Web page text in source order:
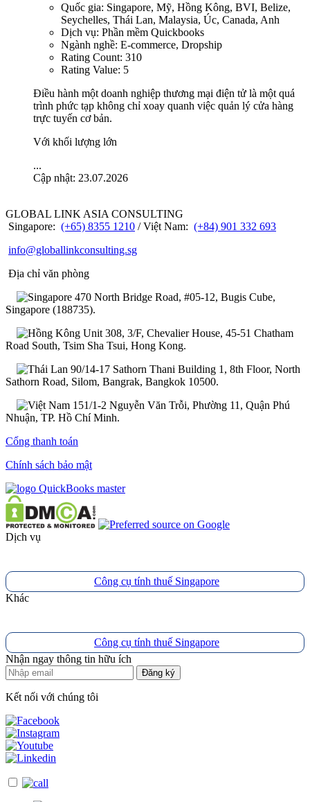
Quốc gia: Singapore, Mỹ, Hồng Kông, BVI, Belize,
Seychelles, Thái Lan, Malaysia, Úc, Canada, Anh
Dịch vụ: Phần mềm Quickbooks
Ngành nghề: E-commerce, Dropship
Rating Count: 310
Rating Value: 5
Điều hành một doanh nghiệp thương mại điện tử là một quá
trình phức tạp không chỉ xoay quanh việc quản lý cửa hàng
trực tuyến cơ bản.
Với khối lượng lớn
...
Cập nhật: 23.07.2026
GLOBAL LINK ASIA CONSULTING
Singapore: (+65) 8355 1210 / Việt Nam: (+84) 901 332 693
info@globallinkconsulting.sg
Địa chỉ văn phòng
470 North Bridge Road, #05-12, Bugis Cube,
Singapore (188735).
Unit 308, 3/F, Chevalier House, 45-51 Chatham
Road South, Tsim Sha Tsui, Hong Kong.
90/14-17 Sathorn Thani Building 1, 8th Floor, North
Sathorn Road, Silom, Bangrak, Bangkok 10500.
151/1-2 Nguyễn Văn Trỗi, Phường 11, Quận Phú
Nhuận, TP. Hồ Chí Minh.
Cổng thanh toán
Chính sách bảo mật
Dịch vụ
Công cụ tính thuế Singapore
Khác
Công cụ tính thuế Singapore
Nhận ngay thông tin hữu ích
Đăng ký
Kết nối với chúng tôi